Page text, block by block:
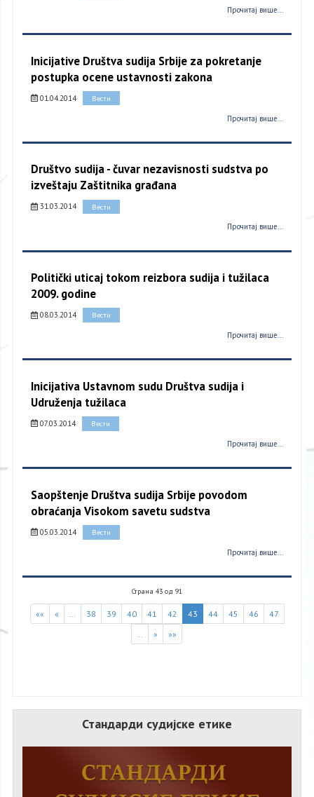
Прочитај више...
Inicijative Društva sudija Srbije za pokretanje
postupka ocene ustavnosti zakona
01.04.2014 Вести
Прочитај више...
Društvo sudija - čuvar nezavisnosti sudstva po
izveštaju Zaštitnika građana
31.03.2014 Вести
Прочитај више...
Politički uticaj tokom reizbora sudija i tužilaca
2009. godine
08.03.2014 Вести
Прочитај више...
Inicijativa Ustavnom sudu Društva sudija i
Udruženja tužilaca
07.03.2014 Вести
Прочитај више...
Saopštenje Društva sudija Srbije povodom
obraćanja Visokom savetu sudstva
05.03.2014 Вести
Прочитај више...
Страна 43 од 91
«« « 38 39 40 41 42 43 44 45 46
47
» »»
Стандарди судијске етике